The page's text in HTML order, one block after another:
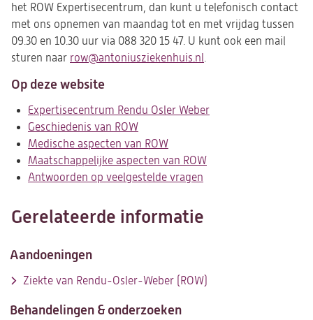
het ROW Expertisecentrum, dan kunt u telefonisch contact
met ons opnemen van maandag tot en met vrijdag tussen
09.30 en 10.30 uur via 088 320 15 47. U kunt ook een mail
sturen naar row@antoniusziekenhuis.nl(opent
nieuwe
.
Op deze website
Expertisecentrum Rendu Osler Weber
Geschiedenis van ROW
Medische aspecten van ROW
Maatschappelijke aspecten van ROW
Antwoorden op veelgestelde vragen
Gerelateerde informatie
Aandoeningen
Ziekte van Rendu-Osler-Weber (ROW)
Behandelingen & onderzoeken